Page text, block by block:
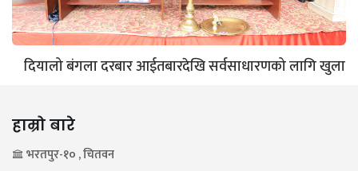
दियालो बंगला दरबार आईतबारदेखि सर्वसाधारणको लागि खुला
हाम्रो बारे
भरतपुर-१० , चितवन